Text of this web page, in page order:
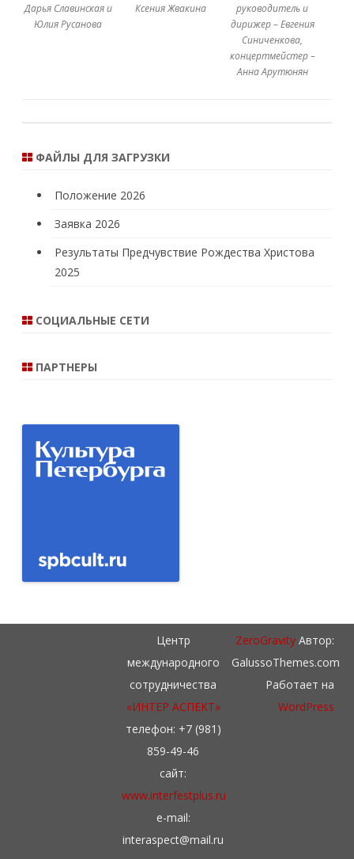
Дарья Славинская и
Юлия Русанова
Ксения Жвакина
руководитель и
дирижер – Евгения
Синиченкова,
концертмейстер –
Анна Арутюнян
ФАЙЛЫ ДЛЯ ЗАГРУЗКИ
Положение 2026
Заявка 2026
Результаты Предчувствие Рождества Христова
2025
СОЦИАЛЬНЫЕ СЕТИ
ПАРТНЕРЫ
Центр
международного
сотрудничества
«ИНТЕР АСПЕКТ»
телефон: +7 (981)
859-49-46
сайт:
www.interfestplus.ru
e-mail:
interaspect@mail.ru
ZeroGravityАвтор:
GalussoThemes.com
Работает на
WordPress